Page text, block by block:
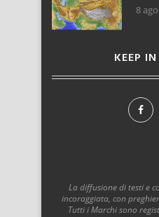
8
KEEP
La diffusione di testi e
incoraggiata, con
Tutti i Marchi sono